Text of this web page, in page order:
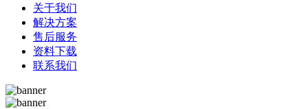
关于我们
解决方案
售后服务
资料下载
联系我们